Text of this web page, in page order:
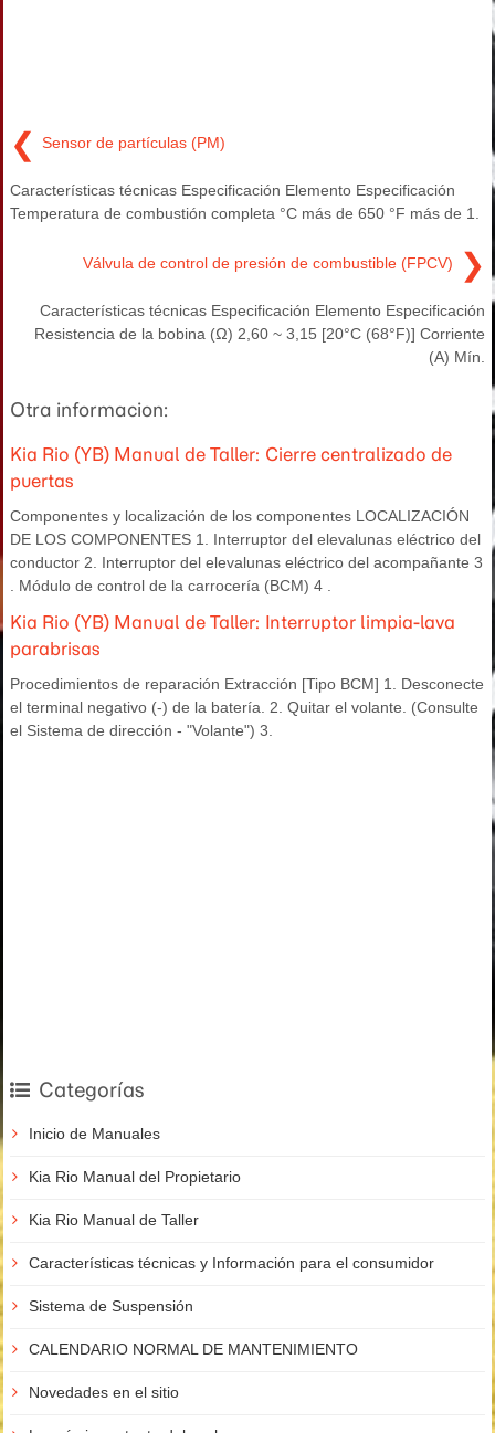
❮ Sensor de partículas (PM)
Características técnicas Especificación Elemento Especificación
Temperatura de combustión completa °C más de 650 °F más de 1.
Válvula de control de presión de combustible (FPCV) ❯
Características técnicas Especificación Elemento Especificación
Resistencia de la bobina (Ω) 2,60 ~ 3,15 [20°C (68°F)] Corriente
(A) Mín.
Otra informacion:
Kia Rio (YB) Manual de Taller: Cierre centralizado de
puertas
Componentes y localización de los componentes LOCALIZACIÓN
DE LOS COMPONENTES 1. Interruptor del elevalunas eléctrico del
conductor 2. Interruptor del elevalunas eléctrico del acompañante 3
. Módulo de control de la carrocería (BCM) 4 .
Kia Rio (YB) Manual de Taller: Interruptor limpia-lava
parabrisas
Procedimientos de reparación Extracción [Tipo BCM] 1. Desconecte
el terminal negativo (-) de la batería. 2. Quitar el volante. (Consulte
el Sistema de dirección - "Volante") 3.
Categorías
Inicio de Manuales
Kia Rio Manual del Propietario
Kia Rio Manual de Taller
Características técnicas y Información para el consumidor
Sistema de Suspensión
CALENDARIO NORMAL DE MANTENIMIENTO
Novedades en el sitio